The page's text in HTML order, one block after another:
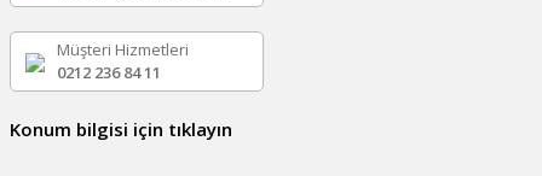
Müşteri Hizmetleri
0212 236 84 11
Konum bilgisi için tıklayın